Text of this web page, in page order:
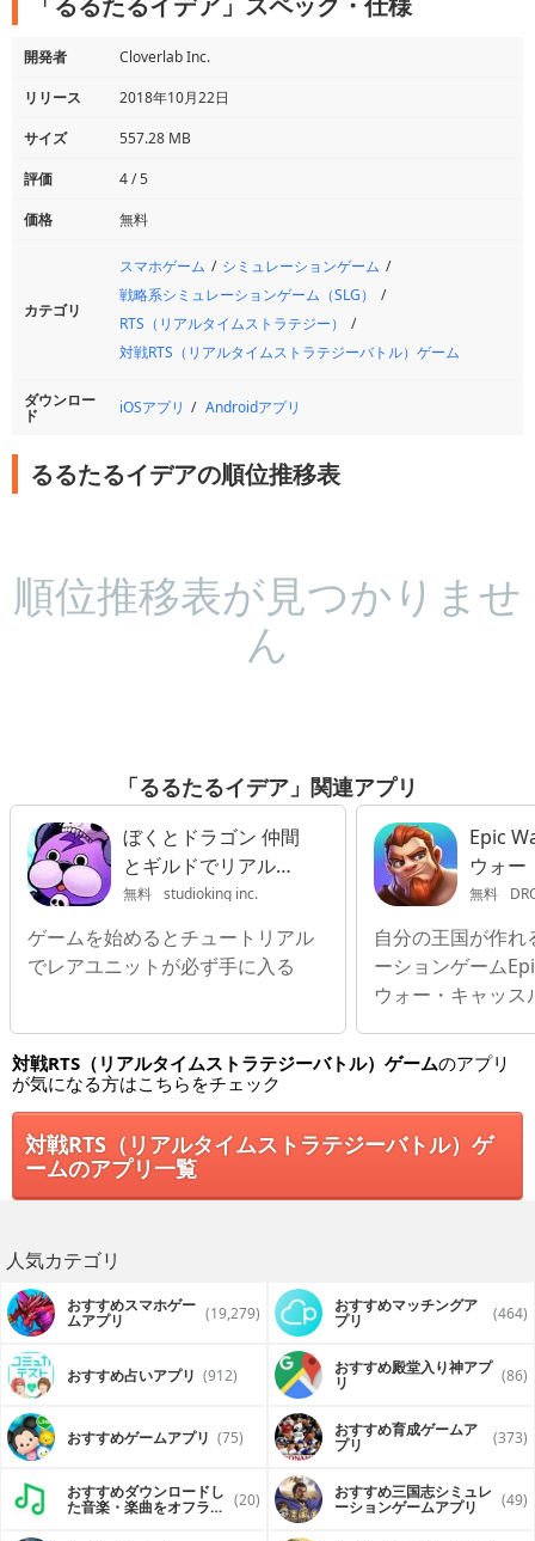
開発者
Cloverlab Inc.
リリース
2018年10月22日
サイズ
557.28 MB
評価
4 / 5
価格
無料
カテゴリ
スマホゲーム
シミュレーションゲーム
戦略系シミュレーションゲーム（SLG）
RTS（リアルタイムストラテジー）
対戦RTS（リアルタイムストラテジーバトル）ゲーム
ダウンロー
ド iOSアプリ Androidアプリ
るるたるイデアの順位推移表
順位推移表が見つかりませ
ん
「るるたるイデア」関連アプリ
ぼくとドラゴン 仲間
とギルドでリアルタ
イムバトル
無料 studioking inc.
ゲームを始めるとチュートリアル
でレアユニットが必ず手に入る
Epic
ウォー
同盟
無料
自分の王国が作
ーションゲーム
ウォー・キャッ
対戦RTS（リアルタイムストラテジーバトル）ゲームのアプリ
が気になる方はこちらをチェック
対戦RTS（リアルタイムストラテジーバトル）ゲ
ームのアプリ一覧
人気カテゴリ
おすすめスマホゲー
ムアプリ (19,279) おすすめマッチングア
プリ (464)
おすすめ占いアプリ (912) おすすめ殿堂入り神アプ
リ (86)
おすすめゲームアプリ (75) おすすめ育成ゲームア
プリ (373)
おすすめダウンロードし
た音楽・楽曲をオフライ (20) おすすめ三国志シミュレ
ーションゲームアプリ (49)